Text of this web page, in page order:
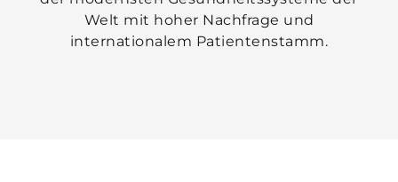
Welt mit hoher Nachfrage und
internationalem Patientenstamm.